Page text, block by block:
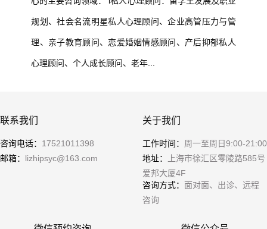
心的主要咨询领域： l私人心理顾问：留学生发展及职业
规划、社会名流明星私人心理顾问、企业高管压力与管
理、亲子教育顾问、恋爱婚姻情感顾问、产后抑郁私人
心理顾问、个人成长顾问、老年...
联系我们
咨询电话： 17521011398
邮箱： lizhipsyc@163.com
关于我们
工作时间： 周一至周日9:00-21:00
地址： 上海市徐汇区零陵路585号
爱邦大厦4F
咨询方式： 面对面、出诊、远程
咨询